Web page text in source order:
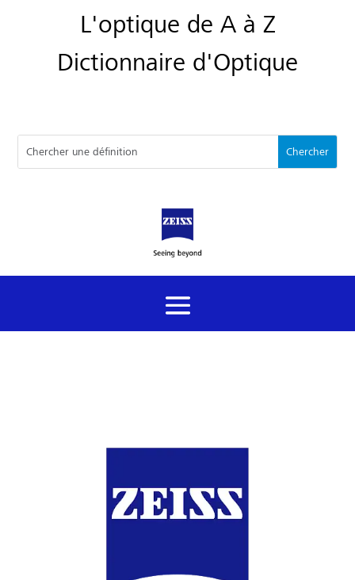
L'optique de A à Z
Dictionnaire d'Optique